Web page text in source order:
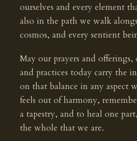
ourselves and every element
also in the path we walk
cosmos, and every sentient
May our prayers and
and practices today carry the
on that balance in any aspect
feels out of harmony,
a tapestry, and to heal one
the whole that we are.